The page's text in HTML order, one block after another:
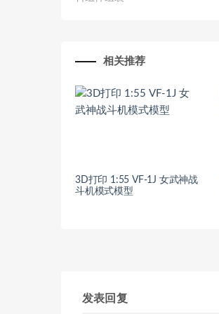
相关推荐
3D打印 1:55 VF-1J 女武神战
斗机模式模型
发表回复